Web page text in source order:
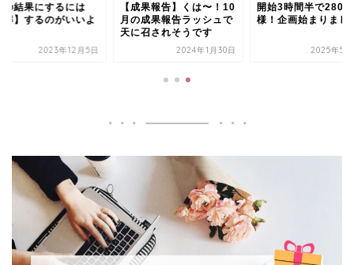
の結果にするには
解】するのがいいよ
2023年12月5日
【成果報告】くは〜！10
月の成果報告ラッシュで
天に召されそうです
2024年1月30日
開始3時間半で280名
様！企画始まりまし
2025年5